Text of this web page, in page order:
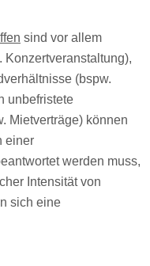
sind vor allem
Konzertveranstaltung),
(bspw.
unbefristete
Mietverträge) können
einer
werden muss,
Intensität von
sich eine